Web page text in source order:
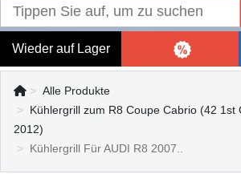
Wieder auf Lager
Alle Produkte
Kühlergrill zum R8 Coupe Cabrio (42 1st
2012)
Kühlergrill Für AUDI R8 2007..